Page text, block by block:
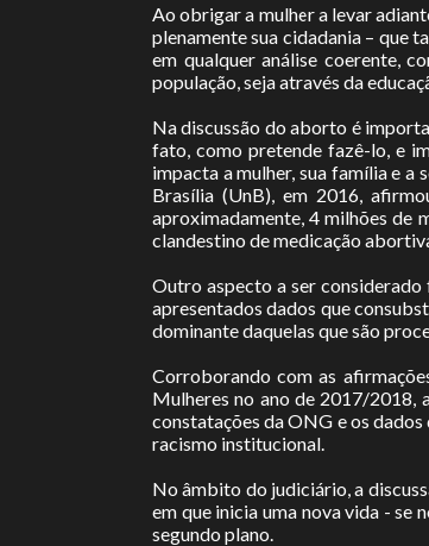
Ao obrigar a mulher a levar
plenamente sua cidadania – que
em qualquer análise coerente,
população, seja através da
Na discussão do aborto é
fato, como pretende fazê-lo, e
impacta a mulher, sua família e
Brasília (UnB), em 2016,
aproximadamente, 4 milhões de
clandestino de medicação
Outro aspecto a ser
apresentados dados que
dominante daquelas que são
Corroborando com as
Mulheres no ano de 2017/2018,
constatações da ONG e os
racismo institucional.
No âmbito do judiciário, a
em que inicia uma nova vida - se
segundo plano.